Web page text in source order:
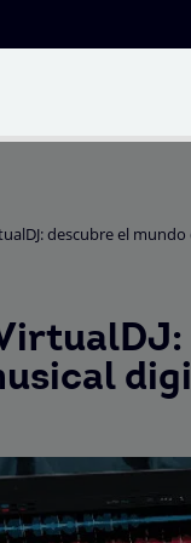
descubre el